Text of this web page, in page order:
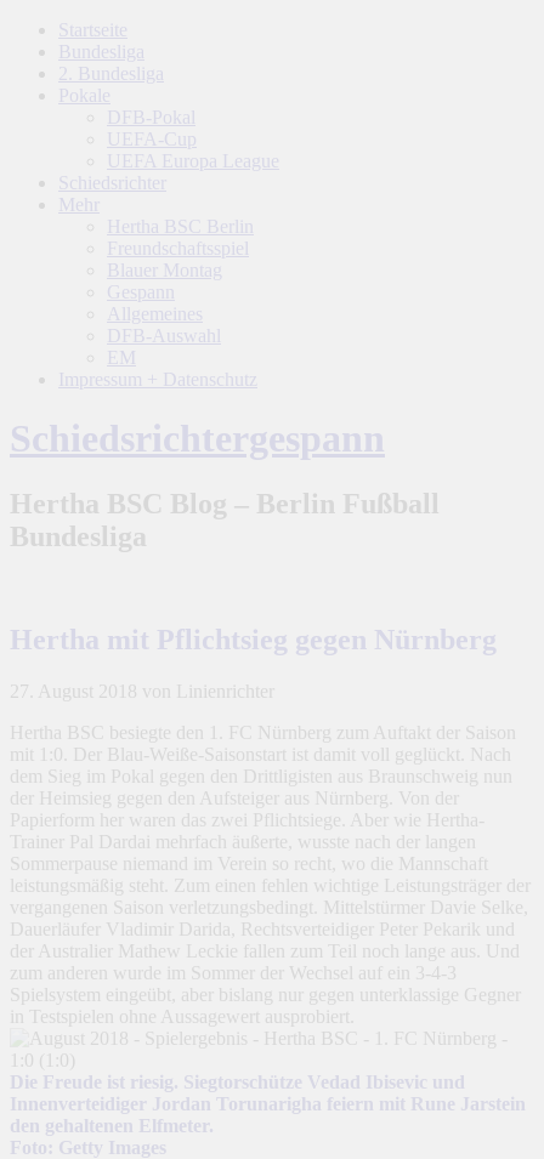
Startseite
Bundesliga
2. Bundesliga
Pokale
DFB-Pokal
UEFA-Cup
UEFA Europa League
Schiedsrichter
Mehr
Hertha BSC Berlin
Freundschaftsspiel
Blauer Montag
Gespann
Allgemeines
DFB-Auswahl
EM
Impressum + Datenschutz
Schiedsrichtergespann
Hertha BSC Blog – Berlin Fußball
Bundesliga
Hertha mit Pflichtsieg gegen Nürnberg
27. August 2018 von Linienrichter
Hertha BSC besiegte den 1. FC Nürnberg zum Auftakt der Saison
mit 1:0. Der Blau-Weiße-Saisonstart ist damit voll geglückt. Nach
dem Sieg im Pokal gegen den Drittligisten aus Braunschweig nun
der Heimsieg gegen den Aufsteiger aus Nürnberg. Von der
Papierform her waren das zwei Pflichtsiege. Aber wie Hertha-
Trainer Pal Dardai mehrfach äußerte, wusste nach der langen
Sommerpause niemand im Verein so recht, wo die Mannschaft
leistungsmäßig steht. Zum einen fehlen wichtige Leistungsträger der
vergangenen Saison verletzungsbedingt. Mittelstürmer Davie Selke,
Dauerläufer Vladimir Darida, Rechtsverteidiger Peter Pekarik und
der Australier Mathew Leckie fallen zum Teil noch lange aus. Und
zum anderen wurde im Sommer der Wechsel auf ein 3-4-3
Spielsystem eingeübt, aber bislang nur gegen unterklassige Gegner
in Testspielen ohne Aussagewert ausprobiert.
Die Freude ist riesig. Siegtorschütze Vedad Ibisevic und
Innenverteidiger Jordan Torunarigha feiern mit Rune Jarstein
den gehaltenen Elfmeter.
Foto: Getty Images